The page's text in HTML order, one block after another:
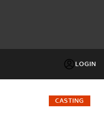
LOGIN
FACTOR
CASTING